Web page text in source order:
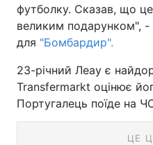
футболку. Сказав, що
великим подарунком", -
для "Бомбардир".
23-річний Леау є
Transfermarkt оцінює
Португалець поїде на